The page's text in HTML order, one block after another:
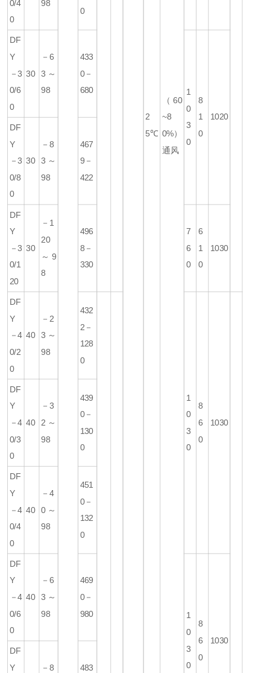
2
5℃
（60
~8
0%）
通风
0/4
0
98
0
DF
Y
－3
0/6
0
30
－6
3～
98
433
0－
680 1
0
3
0
8
1
0
1020
DF
Y
－3
0/8
0
30
－8
3～
98
467
9－
422
DF
Y
－3
0/1
20
30
－1
20
～9
8
496
8－
330
7
6
0
6
1
0
1030
DF
Y
－4
0/2
0
40
－2
3～
98
432
2－
128
0
1
0
3
0
8
6
0
1030
DF
Y
－4
0/3
0
40
－3
2～
98
439
0－
130
0
DF
Y
－4
0/4
0
40
－4
0～
98
451
0－
132
0
DF
Y
－4
0/6
0
40
－6
3～
98
469
0－
980
1
0
3
0
8
6
0
1030
DF
Y
－8 483